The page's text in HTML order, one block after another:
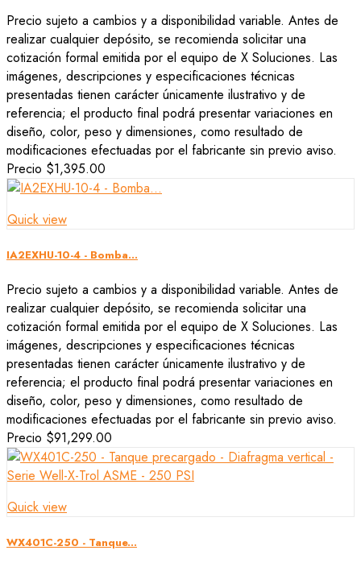
Precio sujeto a cambios y a disponibilidad variable. Antes de
realizar cualquier depósito, se recomienda solicitar una
cotización formal emitida por el equipo de X Soluciones. Las
imágenes, descripciones y especificaciones técnicas
presentadas tienen carácter únicamente ilustrativo y de
referencia; el producto final podrá presentar variaciones en
diseño, color, peso y dimensiones, como resultado de
modificaciones efectuadas por el fabricante sin previo aviso.
Precio $1,395.00
Quick view
IA2EXHU-10-4 - Bomba...
Precio sujeto a cambios y a disponibilidad variable. Antes de
realizar cualquier depósito, se recomienda solicitar una
cotización formal emitida por el equipo de X Soluciones. Las
imágenes, descripciones y especificaciones técnicas
presentadas tienen carácter únicamente ilustrativo y de
referencia; el producto final podrá presentar variaciones en
diseño, color, peso y dimensiones, como resultado de
modificaciones efectuadas por el fabricante sin previo aviso.
Precio $91,299.00
Quick view
WX401C-250 - Tanque...